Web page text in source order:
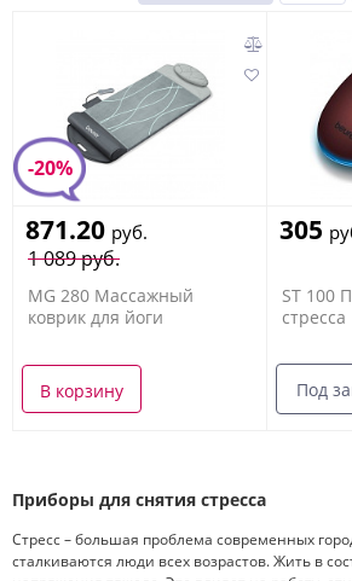
-20%
1 089 руб.
871.20 руб.
MG 280 Массажный
коврик для йоги
В корзину
305
ST 100
стресса
Под
Приборы для снятия стресса
Стресс – большая проблема современных
сталкиваются люди всех возрастов. Жить в